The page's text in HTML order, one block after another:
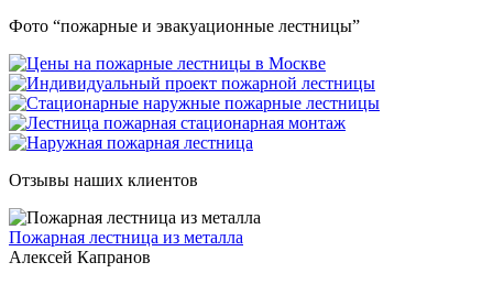
Фото “пожарные и эвакуационные лестницы”
Отзывы наших клиентов
Пожарная лестница из металла
Алексей Капранов